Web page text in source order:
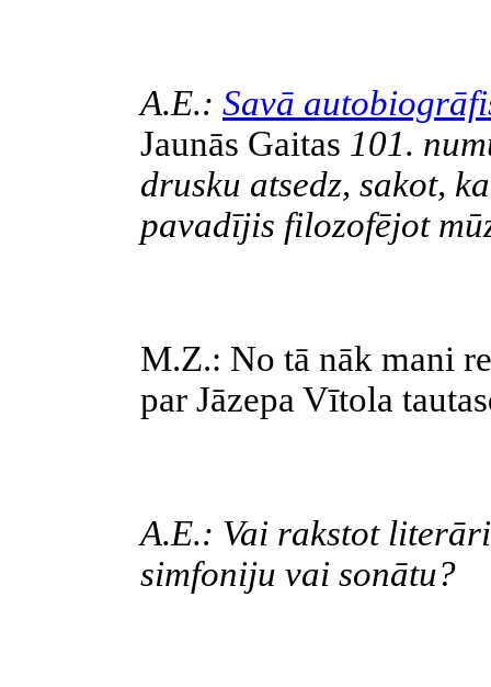
A.E.: Savā
Jaunās Gaitas 101.
drusku atsedz, sakot,
pavadījis filozofējot
M.Z.: No tā nāk mani
par Jāzepa Vītola
A.E.: Vai rakstot
simfoniju vai sonātu?